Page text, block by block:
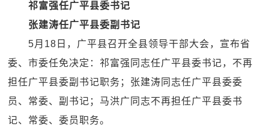
祁富强任广平县委书记
张建涛任广平县委副书记
5月18日，广平县召开全县领导干部大会，宣布省
委、市委任免决定：祁富强同志任广平县委书记，不再
担任广平县委副书记职务；张建涛同志任广平县委委
员、常委、副书记；马洪广同志不再担任广平县委书
记、常委、委员职务。